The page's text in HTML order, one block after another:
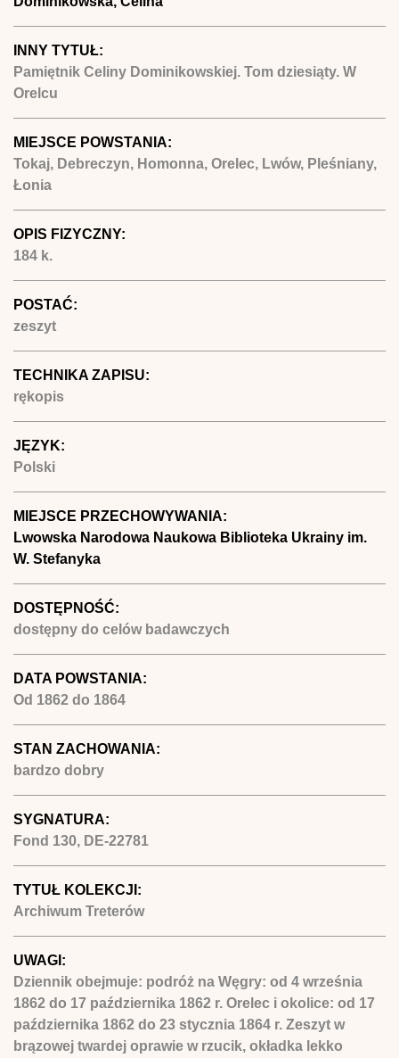
INNY TYTUŁ:
Pamiętnik Celiny Dominikowskiej. Tom dziesiąty. W
Orelcu
MIEJSCE POWSTANIA:
Tokaj, Debreczyn, Homonna, Orelec, Lwów, Pleśniany,
Łonia
OPIS FIZYCZNY:
184 k.
POSTAĆ:
zeszyt
TECHNIKA ZAPISU:
rękopis
JĘZYK:
Polski
MIEJSCE PRZECHOWYWANIA:
Lwowska Narodowa Naukowa Biblioteka Ukrainy im.
W. Stefanyka
DOSTĘPNOŚĆ:
dostępny do celów badawczych
DATA POWSTANIA:
Od 1862 do 1864
STAN ZACHOWANIA:
bardzo dobry
SYGNATURA:
Fond 130, DE-22781
TYTUŁ KOLEKCJI:
Archiwum Treterów
UWAGI:
Dziennik obejmuje: podróż na Węgry: od 4 września
1862 do 17 października 1862 r. Orelec i okolice: od 17
października 1862 do 23 stycznia 1864 r. Zeszyt w
brązowej twardej oprawie w rzucik, okładka lekko